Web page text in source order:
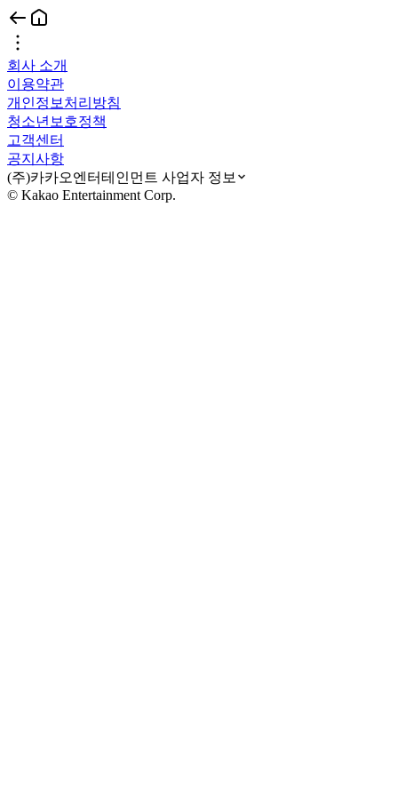
회사 소개
이용약관
개인정보처리방침
청소년보호정책
고객센터
공지사항
(주)카카오엔터테인먼트 사업자 정보
© Kakao Entertainment Corp.